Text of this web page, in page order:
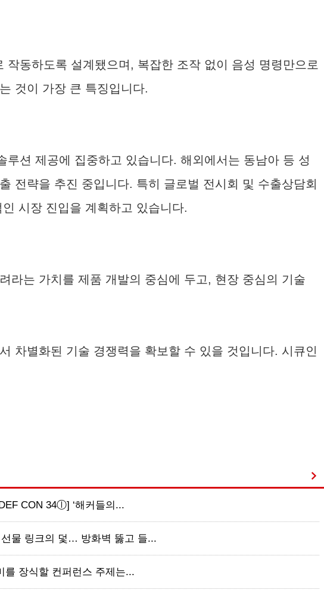
동하도록 설계됐으며, 복잡한 조작 없이 음성 명령만으로
것이 가장 큰 특징입니다.
션 제공에 집중하고 있습니다. 해외에서는 동남아 등 성
전략을 추진 중입니다. 특히 글로벌 전시회 및 수출상담회
시장 진입을 계획하고 있습니다.
라는 가치를 제품 개발의 중심에 두고, 현장 중심의 기술
차별화된 기술 경쟁력을 확보할 수 있을 것입니다. 시큐인
CON 34ⓛ] ‘해커들의...
물 링크의 덫… 방화벽 뚫고 들...
를 장식할 컨퍼런스 주제는...